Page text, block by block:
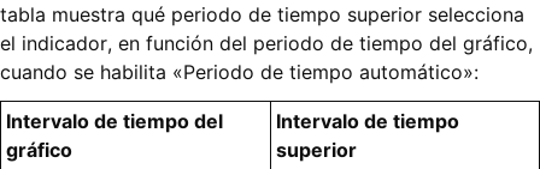
tabla muestra qué periodo de tiempo superior selecciona
el indicador, en función del periodo de tiempo del gráfico,
cuando se habilita «Periodo de tiempo automático»:
Intervalo de tiempo del
gráfico
Intervalo de tiempo
superior